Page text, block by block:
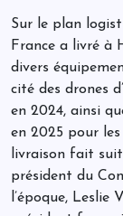
Sur le plan
France a livré à
divers
cité des drones
en 2024, ainsi
en 2025 pour
livraison fait
président du
l’époque, Leslie